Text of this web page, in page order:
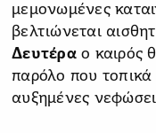
μεμονωμένες
βελτιώνεται
Δευτέραο καιρός
παρόλο που
αυξημένες